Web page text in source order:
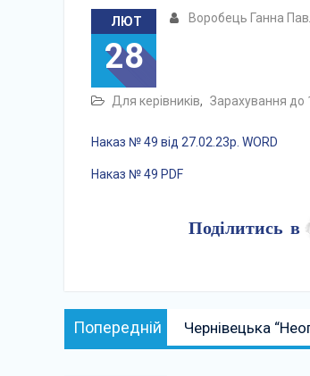
ЛЮТ
28
Воробець Ганна
Для керівників, Зарахування до
Наказ № 49 від 27.02.23р. WORD
Наказ № 49 PDF
Поділитись в
Навігація
записів
Попередній Попередній:
Чернівецька